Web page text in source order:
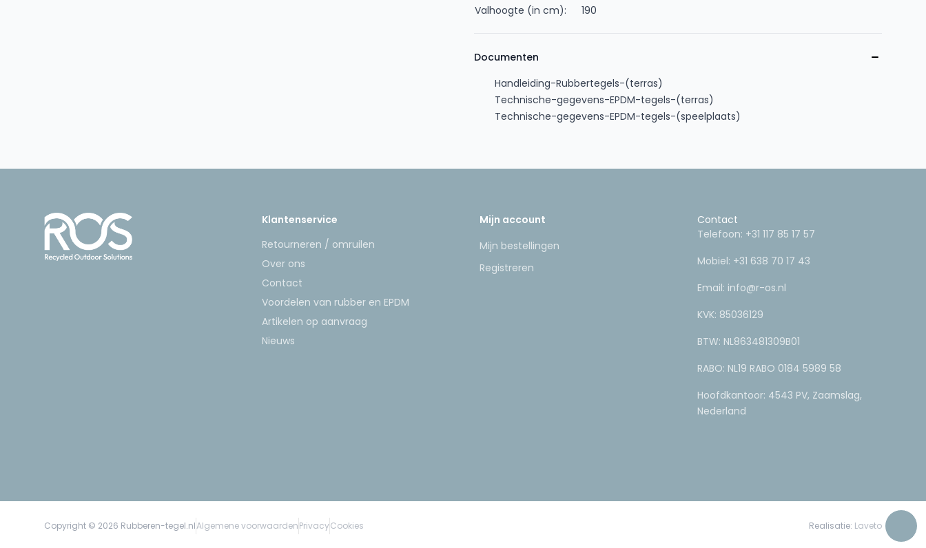
Valhoogte (in cm):
190
Documenten
Handleiding-Rubbertegels-(terras)
Technische-gegevens-EPDM-tegels-(terras)
Technische-gegevens-EPDM-tegels-(speelplaats)
Klantenservice
Retourneren / omruilen
Over ons
Contact
Voordelen van rubber en EPDM
Artikelen op aanvraag
Nieuws
Mijn account
Mijn bestellingen
Registreren
Contact
Telefoon: +31 117 85 17 57
Mobiel: +31 638 70 17 43
Email: info@r-os.nl
KVK: 85036129
BTW: NL863481309B01
RABO: NL19 RABO 0184 5989 58
Hoofdkantoor: 4543 PV, Zaamslag,
Nederland
Copyright © 2026 Rubberen-tegel.nlAlgemene voorwaardenPrivacyCookies Realisatie: Laveto